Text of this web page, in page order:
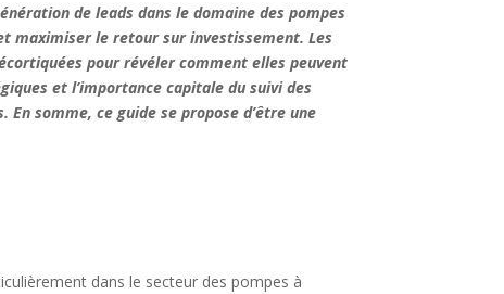
de leads dans le domaine des pompes
maximiser le retour sur investissement. Les
pour révéler comment elles peuvent
et l’importance capitale du suivi des
somme, ce guide se propose d’être une
dans le secteur des pompes à